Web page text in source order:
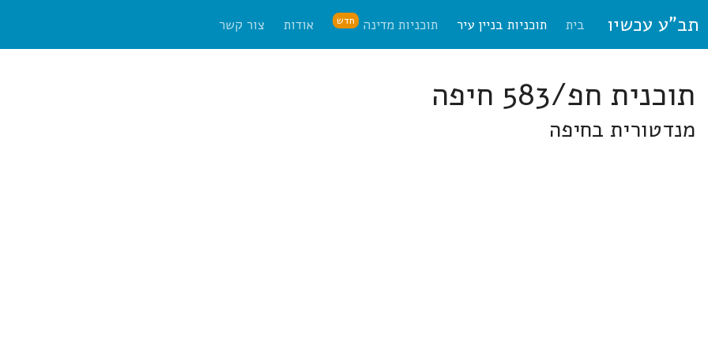
תב"ע עכשיו בית תוכניות בניין עיר תוכניות מדינה חדש אודות צור קשר
תוכנית חפ/583 חיפה
מנדטורית בחיפה